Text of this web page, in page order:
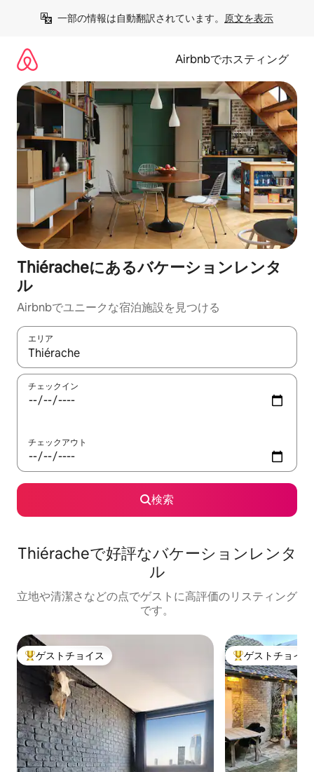
一部の情報は自動翻訳されています。 原文を表示
Airbnbでホスティング
Thiéracheにあるバケーションレンタ
ル
Airbnbでユニークな宿泊施設を見つける
エリア
検索結果が表示されたら、上下の矢印キーを使って移動するか
チェックイン
チェックアウト
検索
Thiéracheで好評なバケーションレンタ
ル
立地や清潔さなどの点でゲストに高評価のリスティング
です。
大好評のゲストチョイスです。
ゲストチョイス 大好評のゲスト
ゲストチョイス